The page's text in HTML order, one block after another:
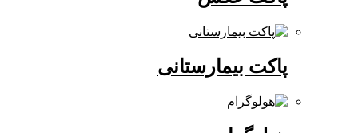
پاکت بیمارستانی